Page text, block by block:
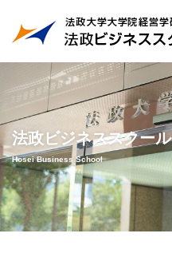
法政ビジネススクール
Hosei Business School